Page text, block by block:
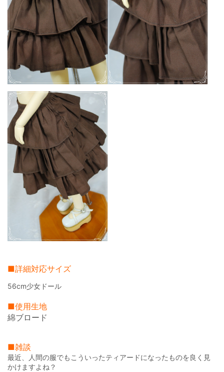
■詳細対応サイズ
56cm少女ドール
■使用生地
綿ブロード
■雑談
最近、人間の服でもこういったティアードになったものを良く見
かけますよね？